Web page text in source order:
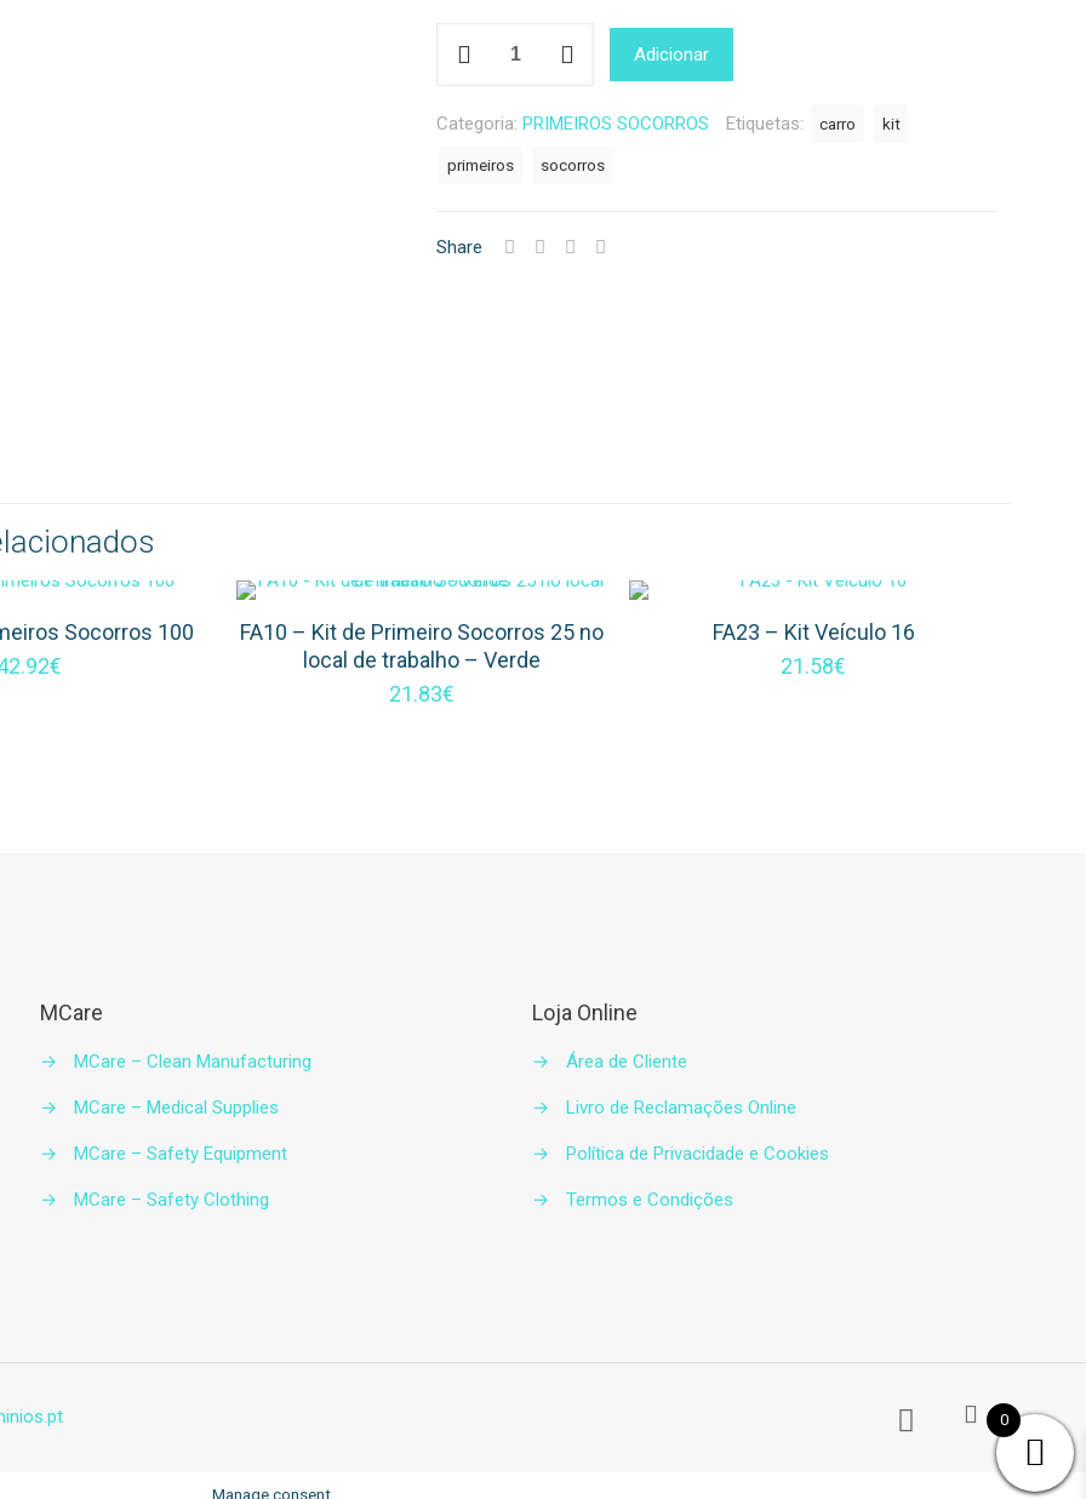
Kit
8
Adicionar
Categoria: PRIMEIROS SOCORROS Etiquetas: carro kit
primeiros socorros
Share
Socorros 100
€
FA10 – Kit de Primeiro Socorros 25 no
local de trabalho – Verde
21.83€
FA23 – Kit Veículo 16
21.58€
MCare
→ MCare – Clean Manufacturing
→ MCare – Medical Supplies
→ MCare – Safety Equipment
→ MCare – Safety Clothing
Loja Online
→ Área de Cliente
→ Livro de Reclamações Online
→ Política de Privacidade e Cookies
→ Termos e Condições
Manage consent
0